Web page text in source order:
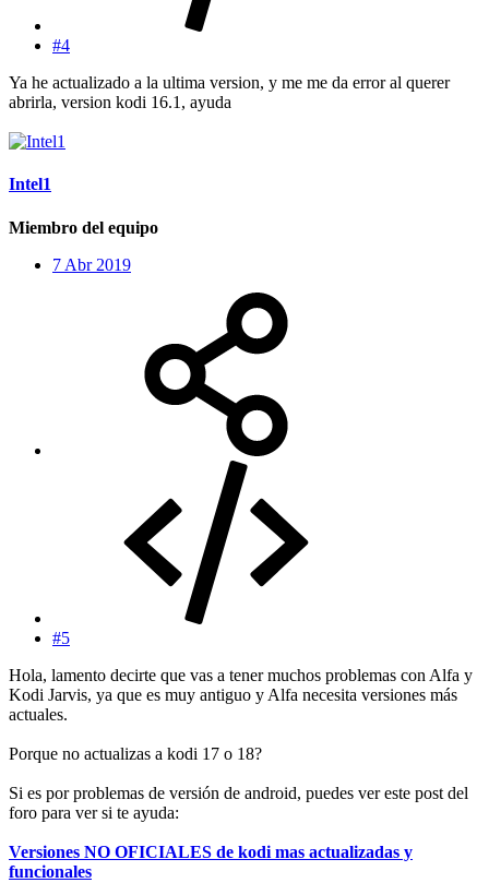
#4
Ya he actualizado a la ultima version, y me me da error al querer
abrirla, version kodi 16.1, ayuda
Intel1
Miembro del equipo
7 Abr 2019
#5
Hola, lamento decirte que vas a tener muchos problemas con Alfa y
Kodi Jarvis, ya que es muy antiguo y Alfa necesita versiones más
actuales.
Porque no actualizas a kodi 17 o 18?
Si es por problemas de versión de android, puedes ver este post del
foro para ver si te ayuda:
Versiones NO OFICIALES de kodi mas actualizadas y
funcionales